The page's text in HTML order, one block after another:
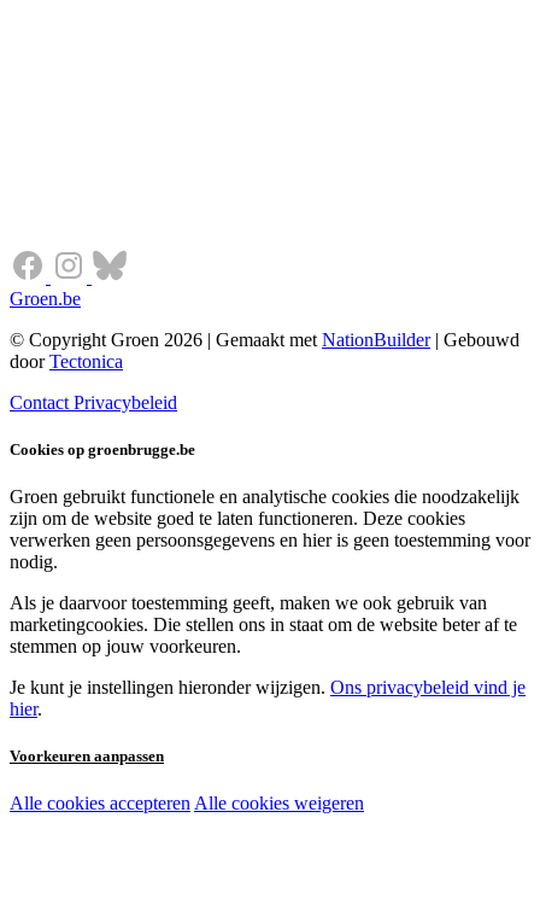
Groen.be
© Copyright Groen 2026 | Gemaakt met NationBuilder| Gebouwd
doorTectonica
Contact Privacybeleid
Cookies op groenbrugge.be
Groen gebruikt functionele en analytische cookies die noodzakelijk
zijn om de website goed te laten functioneren. Deze cookies
verwerken geen persoonsgegevens en hier is geen toestemming voor
nodig.
Als je daarvoor toestemming geeft, maken we ook gebruik van
marketingcookies. Die stellen ons in staat om de website beter af te
stemmen op jouw voorkeuren.
Je kunt je instellingen hieronder wijzigen. Ons privacybeleid vind je
hier.
Voorkeuren aanpassen
Noodzakelijke cookies:
Alle cookies accepteren Alle cookies weigeren